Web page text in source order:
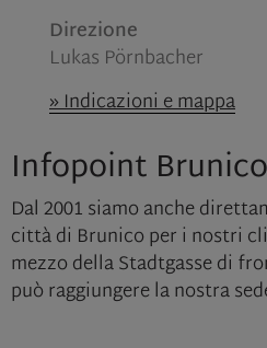
Direzione
Lukas Pörnbacher
» Indicazioni e mappa
Infopoint Brunico
Dal 2001 siamo anche
città di Brunico per i nostri
mezzo della Stadtgasse di
può raggiungere la nostra